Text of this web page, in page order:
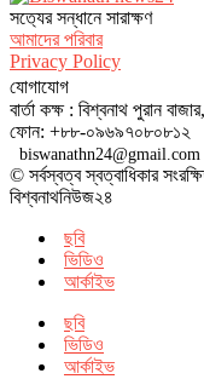
সত‌্যের সন্ধানে সারাক্ষণ
আমাদের পরিবার
Privacy Policy
যোগাযোগ
বার্তা কক্ষ : বিশ্বনাথ পুরান
ফোন: +৮৮-০৯৬৯৭০৮০৮১২
biswanathn24@gmail.com
© সর্বস্বত্ব স্বত্বাধিকার
বিশ্বনাথনিউজ২৪
ছবি
ভিডিও
আর্কাইভ
ছবি
ভিডিও
আর্কাইভ